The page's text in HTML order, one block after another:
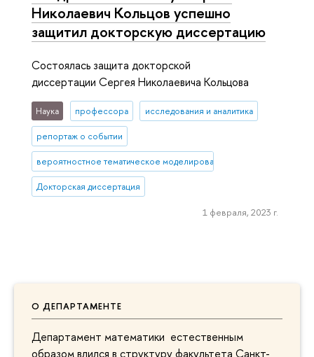
О ДЕПАРТАМЕНТЕ
Департамент математики естественным
образом влился в структуру факультета Санкт-
Николаевич Кольцов успешно
защитил докторскую диссертацию
Состоялась защита докторской
диссертации Сергея Николаевича Кольцова
Наука профессора исследования и аналитика
репортаж о событии
вероятностное тематическое моделирование
Докторская диссертация
1 февраля, 2023 г.